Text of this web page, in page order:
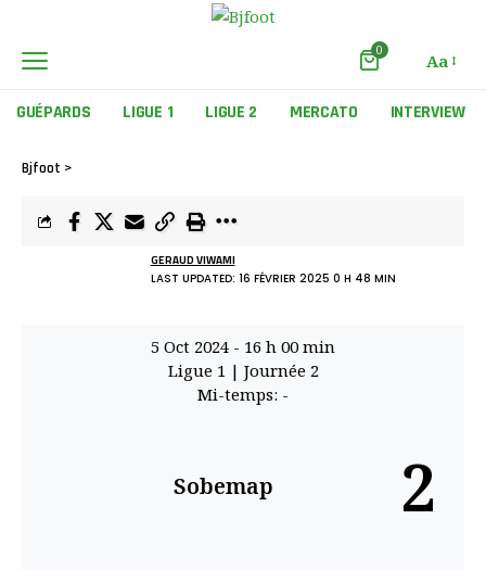
0 Aa
GUÉPARDS LIGUE 1 LIGUE 2 MERCATO INTERVIEW
Bjfoot >
LAST UPDATED: 16 FÉVRIER 2025 0 H 48 MIN
GERAUD VIWAMI
5 Oct 2024 - 16 h 00 min
Ligue 1 | Journée 2
Mi-temps: -
Sobemap 2